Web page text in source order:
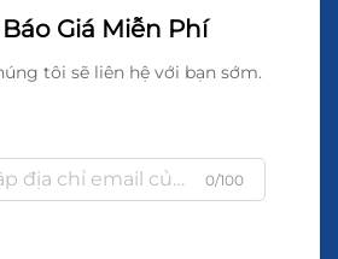
Giá Miễn Phí
tôi sẽ liên hệ với bạn sớm.
0/100